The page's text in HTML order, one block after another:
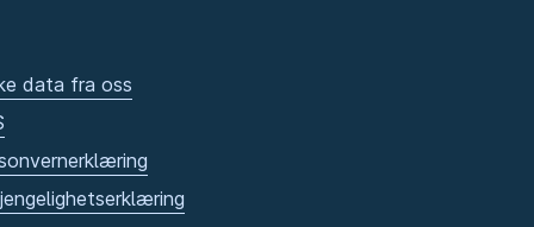
data fra oss